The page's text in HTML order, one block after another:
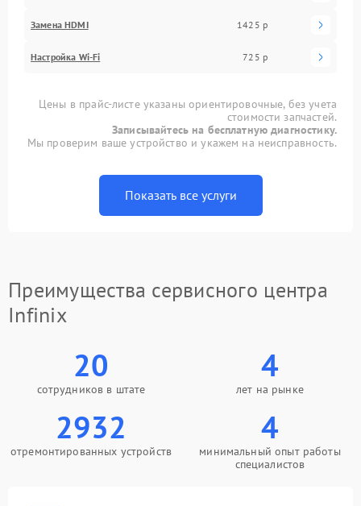
Замена HDMI 1425 р
Настройка Wi-Fi 725 р
Цены в прайс-листе указаны ориентировочные, без учета
стоимости запчастей.
Записывайтесь на бесплатную диагностику.
Мы проверим ваше устройство и укажем на неисправность.
Показать все услуги
Преимущества сервисного центра
Infinix
20
сотрудников в штате
4
лет на рынке
2932
отремонтированных устройств
4
минимальный опыт работы
специалистов